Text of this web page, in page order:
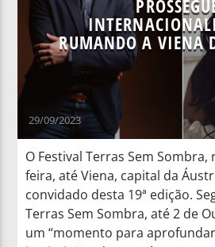
RUMANDO A VIENA
29/09/2023
O Festival Terras Sem
feira, até Viena, capital da
convidado desta 19ª edição.
Terras Sem Sombra, até 2 de
um “momento para